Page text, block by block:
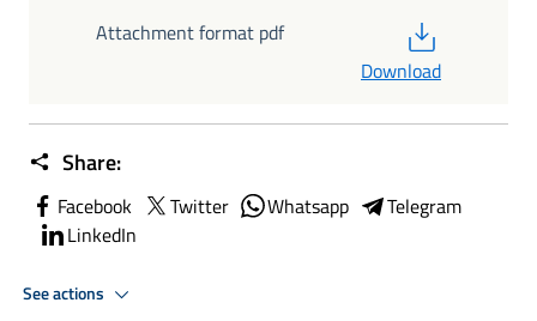
Attachment format pdf
Download
Share:
Facebook Twitter Whatsapp
Telegram
LinkedIn
See actions